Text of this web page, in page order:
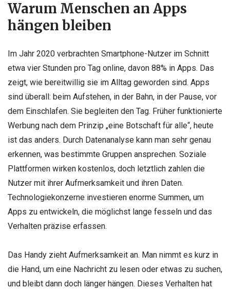
Warum Menschen an Apps
hängen bleiben
Im Jahr 2020 verbrachten Smartphone-Nutzer im Schnitt
etwa vier Stunden pro Tag online, davon 88% in Apps. Das
zeigt, wie bereitwillig sie im Alltag geworden sind. Apps
sind überall: beim Aufstehen, in der Bahn, in der Pause, vor
dem Einschlafen. Sie begleiten den Tag. Früher funktionierte
Werbung nach dem Prinzip „eine Botschaft für alle“, heute
ist das anders. Durch Datenanalyse kann man sehr genau
erkennen, was bestimmte Gruppen ansprechen. Soziale
Plattformen wirken kostenlos, doch letztlich zahlen die
Nutzer mit ihrer Aufmerksamkeit und ihren Daten.
Technologiekonzerne investieren enorme Summen, um
Apps zu entwickeln, die möglichst lange fesseln und das
Verhalten präzise erfassen.
Das Handy zieht Aufmerksamkeit an. Man nimmt es kurz in
die Hand, um eine Nachricht zu lesen oder etwas zu suchen,
und bleibt dann doch länger hängen. Dieses Verhalten hat